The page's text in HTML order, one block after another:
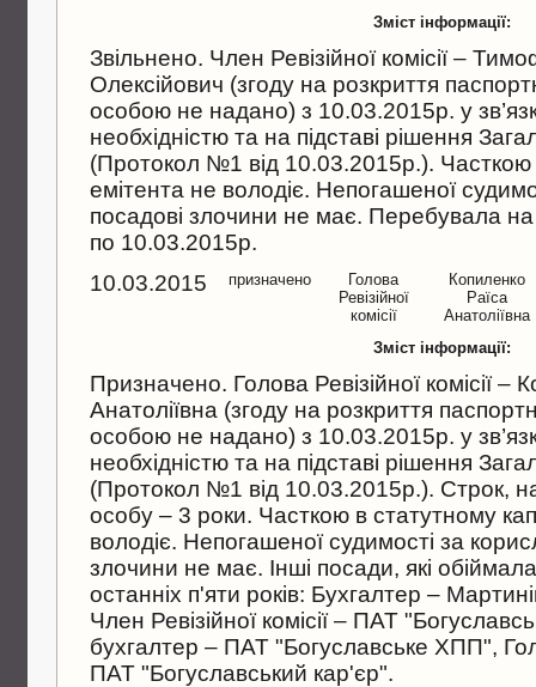
Зміст інформації:
Звiльнено. Член Ревiзiйної комiсiї –
Олексiйович (згоду на розкриття
особою не надано) з 10.03.2015р. у
необхiднiстю та на пiдставi рiшення
(Протокол №1 вiд 10.03.2015р.). Часткою
емiтента не володiє. Непогашеної
посадовi злочини не має. Перебувала
по 10.03.2015р.
10.03.2015
призначено
Голова
Ревiзiйної
комiсiї
Копиленко
Раїса
Анатолiївна
Зміст інформації:
Призначено. Голова Ревiзiйної комiсiї –
Анатолiївна (згоду на розкриття
особою не надано) з 10.03.2015р. у
необхiднiстю та на пiдставi рiшення
(Протокол №1 вiд 10.03.2015р.). Строк,
особу – 3 роки. Часткою в статутному
володiє. Непогашеної судимостi за
злочини не має. Iншi посади, якi
останнiх п'яти рокiв: Бухгалтер –
Член Ревiзiйної комiсiї – ПАТ
бухгалтер – ПАТ "Богуславське ХПП",
ПАТ "Богуславський кар'єр".